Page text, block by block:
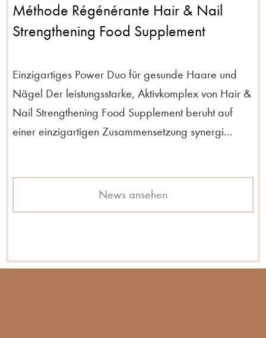
Méthode Régénérante Hair & Nail
Strengthening Food Supplement
Einzigartiges Power Duo für gesunde Haare und
Nägel Der leistungsstarke, Aktivkomplex von Hair &
Nail Strengthening Food Supplement beruht auf
einer einzigartigen Zusammensetzung synergi...
News ansehen